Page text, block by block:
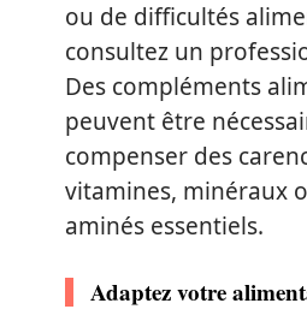
ou de difficultés
consultez un
Des compléments
peuvent être
compenser des
vitamines, minéraux
aminés essentiels.
Adaptez votre